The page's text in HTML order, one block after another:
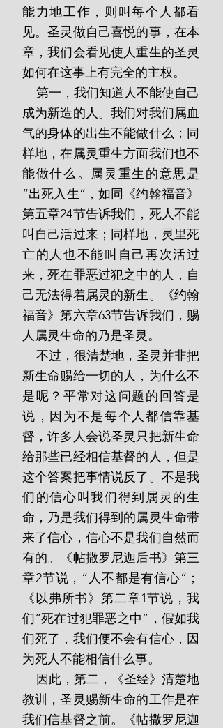
能力地工作，则叫每个人都看
见。圣灵做自己喜悦的事，在本
章，我们会看见使人重生的圣灵
如何在这事上有完全的主权。
成为新造的人。我们对我们属血
气的身体的出生不能做什么；同
样地，在属灵重生方面我们也不
能做什么。属灵重生的意思是
“出死入生”，如同《约翰福音》
第五章24节告诉我们，死人不能
叫自己活过来；同样地，灵里死
亡的人也不能叫自己再次活过
来，死在罪恶过犯之中的人，自
己无法得着属灵的新生。《约翰
福音》第六章63节告诉我们，赐
人属灵生命的乃是圣灵。
新生命赐给一切的人，为什么不
是呢？平常对这问题的回答是
说，因为不是每个人都信靠基
督，许多人会说圣灵只把新生命
给那些已经相信基督的人，但是
这个答案把事情说反了。不是我
们的信心叫我们得到属灵的生
命，乃是我们得到的属灵生命带
来了信心，信心不是我们自然而
有的。《帖撒罗尼迦后书》第三
章2节说，“人不都是有信心”；
《以弗所书》第二章1节说，我
们“死在过犯罪恶之中”，假如我
们死了，我们便不会有信心，因
为死人不能相信什么事。
教训，圣灵赐新生命的工作是在
我们信基督之前。《帖撒罗尼迦